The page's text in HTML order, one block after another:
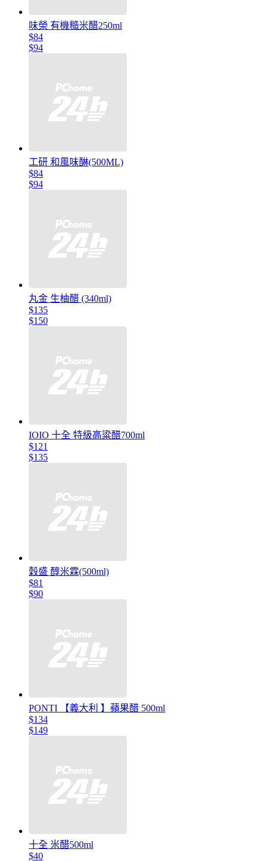
味榮 有機糙米醋250ml
$84
$94
工研 和風味醂(500ML)
$84
$94
丸金 生柚醋 (340ml)
$135
$150
IOIO 十全 特級高粱醋700ml
$121
$135
穀盛 醇米霖(500ml)
$81
$90
PONTI 【義大利 】蘋果醋 500ml
$134
$149
十全 米醋500ml
$40